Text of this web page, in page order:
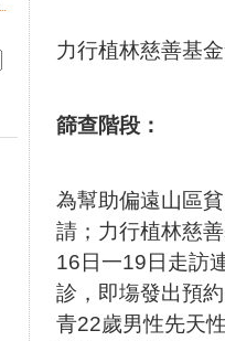
力行植林慈善基
篩查階段 ：
為幫助偏遠山區
請；力行植林慈
16日一19日走訪
診，即塲發出預
青22歲男性先天